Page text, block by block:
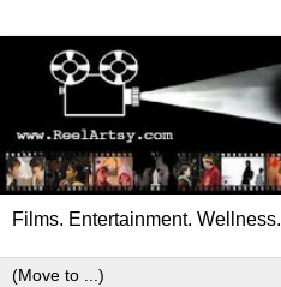
Films. Entertainment. Wellness.